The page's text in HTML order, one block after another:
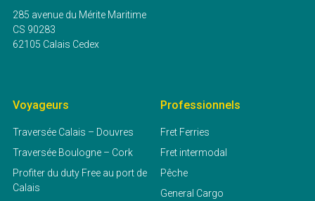
285 avenue du Mérite Maritime
CS 90283
62105 Calais Cedex
Voyageurs
Traversée Calais – Douvres
Traversée Boulogne – Cork
Profiter du duty Free au port de
Calais
Professionnels
Fret Ferries
Fret intermodal
Pêche
General Cargo